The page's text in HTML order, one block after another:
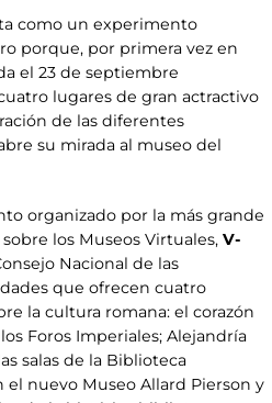
como un experimento
porque, por primera vez en
el 23 de septiembre
lugares de gran actractivo
de las diferentes
su mirada al museo del
organizado por la más grande
los Museos Virtuales, V-
Nacional de las
que ofrecen cuatro
la cultura romana: el corazón
Foros Imperiales; Alejandría
salas de la Biblioteca
nuevo Museo Allard Pierson y